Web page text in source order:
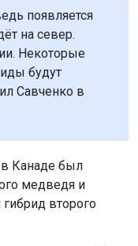
появляется
на север.
Некоторые
будут
Савченко в
в Канаде был
медведя и
второго